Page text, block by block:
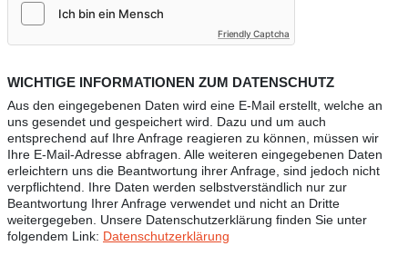
Friendly Captcha
WICHTIGE INFORMATIONEN ZUM DATENSCHUTZ
Aus den eingegebenen Daten wird eine E-Mail erstellt, welche an
uns gesendet und gespeichert wird. Dazu und um auch
entsprechend auf Ihre Anfrage reagieren zu können, müssen wir
Ihre E-Mail-Adresse abfragen. Alle weiteren eingegebenen Daten
erleichtern uns die Beantwortung ihrer Anfrage, sind jedoch nicht
verpflichtend. Ihre Daten werden selbstverständlich nur zur
Beantwortung Ihrer Anfrage verwendet und nicht an Dritte
weitergegeben. Unsere Datenschutzerklärung finden Sie unter
folgendem Link: Datenschutzerklärung